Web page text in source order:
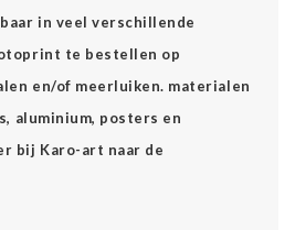
in veel verschillende
te bestellen op
en/of meerluiken. materialen
aluminium, posters en
bij Karo-art naar de